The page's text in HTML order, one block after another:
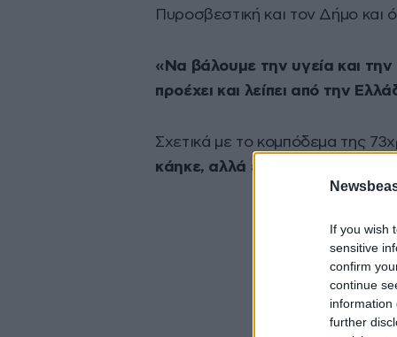
If you wish
sensitive
confirm
continue
information
further
Πυροσβεστική και τον Δήμο και
«Να βάλουμε την υγεία και
προέχει και λείπει από την
Σχετικά με το κομπόδεμα της
κάηκε, αλλά έχει αφαιρεθεί